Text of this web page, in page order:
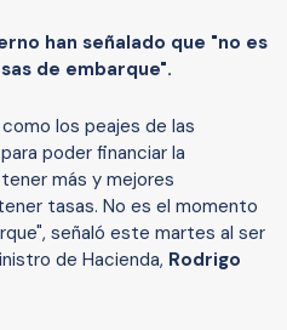
han señalado que "no es
de embarque".
los peajes de las
poder financiar la
más y mejores
tasas. No es el momento
señaló este martes al ser
de Hacienda, Rodrigo